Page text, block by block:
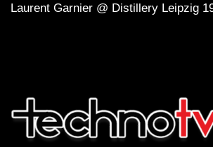
Bulldogs
Laurent Garnier @ Distillery Leipzig